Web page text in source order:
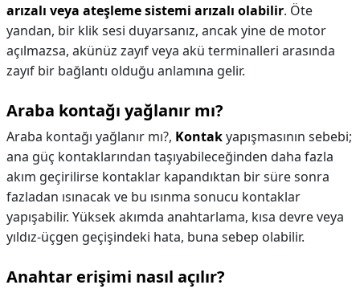
arızalı veya ateşleme sistemi arızalı olabilir. Öte
yandan, bir klik sesi duyarsanız, ancak yine de motor
açılmazsa, akünüz zayıf veya akü terminalleri arasında
zayıf bir bağlantı olduğu anlamına gelir.
Araba kontağı yağlanır mı?
Araba kontağı yağlanır mı?, Kontakyapışmasının sebebi;
ana güç kontaklarından taşıyabileceğinden daha fazla
akım geçirilirse kontaklar kapandıktan bir süre sonra
fazladan ısınacak ve bu ısınma sonucu kontaklar
yapışabilir. Yüksek akımda anahtarlama, kısa devre veya
yıldız-üçgen geçişindeki hata, buna sebep olabilir.
Anahtar erişimi nasıl açılır?